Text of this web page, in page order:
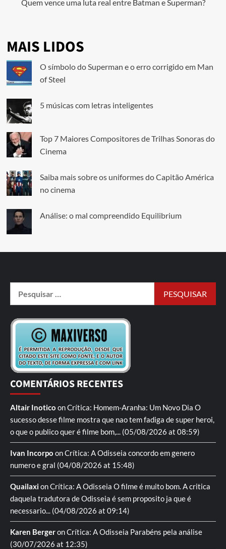
Quem vence uma luta real entre Batman e Superman?
MAIS LIDOS
O símbolo do Superman e o erro corrigido em Man
of Steel
5 músicas com letras inteligentes
Top 7 Maiores Compositores de Trilhas Sonoras do
Cinema
Saiba mais sobre os uniformes do Capitão América
no cinema
Análise: o mal compreendido Equilibrium
COMENTÁRIOS RECENTES
Altair Inotico onCrítica: Homem-Aranha: Um Novo Dia O
sucesso desse filme mostra que nao tem fadiga de super heroi,
o que o publico quer é filme bom,... (05/08/2026 at 08:59)
Ivan Incorpo onCrítica: A Odisseia concordo em genero
numero e gral (04/08/2026 at 15:48)
QuailaxionCrítica: A Odisseia O filme é muito bom. A critica
daquela tradutora de Odisseia é sem proposito ja que é
necessario... (04/08/2026 at 09:14)
Karen BergeronCrítica: A Odisseia Parabéns pela análise
(30/07/2026 at 12:35)